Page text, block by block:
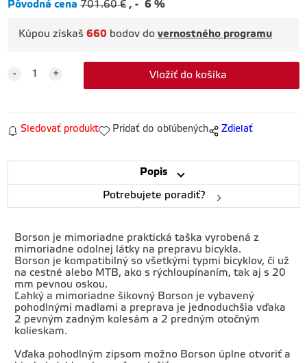
Pôvodná cena 701.60€ - 6 %
Kúpou získaš660 bodov dovernostného programu
Sledovať produkt Pridať do obľúbených Zdielať
Popis
Potrebujete poradiť?
Borson je mimoriadne praktická taška vyrobená z
mimoriadne odolnej látky na prepravu bicykla.
Borson je kompatibilný so všetkými typmi bicyklov, či už
na cestné alebo MTB, ako s rýchloupínaním, tak aj s 20
mm pevnou oskou.
Ľahký a mimoriadne šikovný Borson je vybavený
pohodlnými madlami a preprava je jednoduchšia vďaka
2 pevným zadným kolesám a 2 predným otočným
kolieskam.
Vďaka pohodlným zipsom možno Borson úplne otvoriť a